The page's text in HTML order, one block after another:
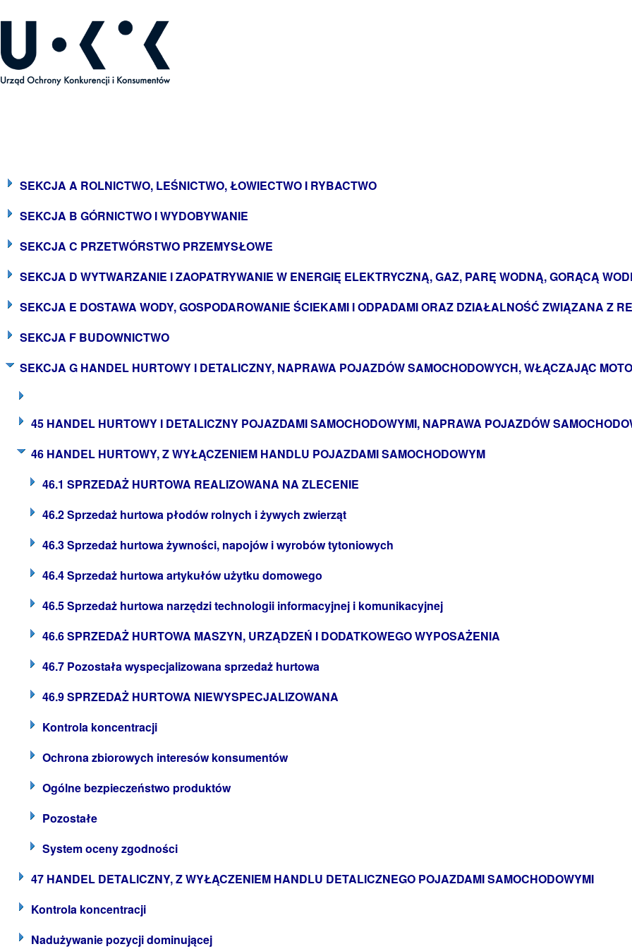
SEKCJA A ROLNICTWO, LEŚNICTWO, ŁOWIECTWO I RYBACTWO
SEKCJA B GÓRNICTWO I WYDOBYWANIE
SEKCJA C PRZETWÓRSTWO PRZEMYSŁOWE
SEKCJA D WYTWARZANIE I ZAOPATRYWANIE W ENERGIĘ ELEKTRYCZNĄ, GAZ, PARĘ WODNĄ, GORĄCĄ
SEKCJA E DOSTAWA WODY, GOSPODAROWANIE ŚCIEKAMI I ODPADAMI ORAZ DZIAŁALNOŚĆ ZWIĄZANA Z
SEKCJA F BUDOWNICTWO
SEKCJA G HANDEL HURTOWY I DETALICZNY, NAPRAWA POJAZDÓW SAMOCHODOWYCH, WŁĄCZAJĄC
45 HANDEL HURTOWY I DETALICZNY POJAZDAMI SAMOCHODOWYMI, NAPRAWA POJAZDÓW
46 HANDEL HURTOWY, Z WYŁĄCZENIEM HANDLU POJAZDAMI SAMOCHODOWYM
46.1 SPRZEDAŻ HURTOWA REALIZOWANA NA ZLECENIE
46.2 Sprzedaż hurtowa płodów rolnych i żywych zwierząt
46.3 Sprzedaż hurtowa żywności, napojów i wyrobów tytoniowych
46.4 Sprzedaż hurtowa artykułów użytku domowego
46.5 Sprzedaż hurtowa narzędzi technologii informacyjnej i komunikacyjnej
46.6 SPRZEDAŻ HURTOWA MASZYN, URZĄDZEŃ I DODATKOWEGO WYPOSAŻENIA
46.7 Pozostała wyspecjalizowana sprzedaż hurtowa
46.9 SPRZEDAŻ HURTOWA NIEWYSPECJALIZOWANA
Kontrola koncentracji
Ochrona zbiorowych interesów konsumentów
Ogólne bezpieczeństwo produktów
Pozostałe
System oceny zgodności
47 HANDEL DETALICZNY, Z WYŁĄCZENIEM HANDLU DETALICZNEGO POJAZDAMI SAMOCHODOWYMI
Kontrola koncentracji
Nadużywanie pozycji dominującej